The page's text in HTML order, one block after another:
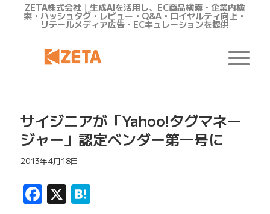
ZETA株式会社｜生成AIを活用し、EC商品検索・企業内検
索・ハッシュタグ・レビュー・Q&A・ロイヤルティ向上・
リテールメディア広告・ECキュレーションを提供
サイジニアが「Yahoo!タグマネー
ジャー」認定ベンダー第一号に
2013年4月18日
Facebook
X Hatena